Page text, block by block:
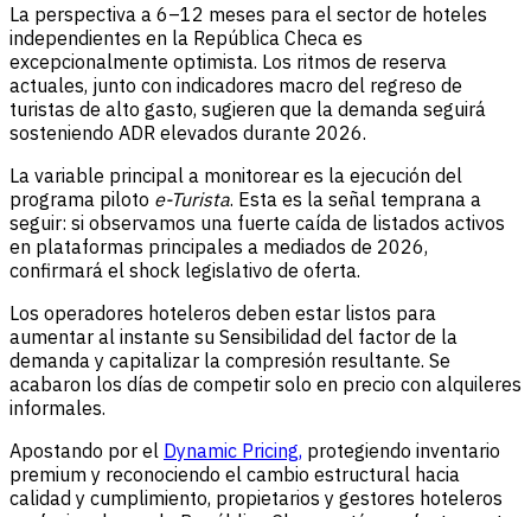
La perspectiva a 6–12 meses para el sector de hoteles
independientes en la República Checa es
excepcionalmente optimista. Los ritmos de reserva
actuales, junto con indicadores macro del regreso de
turistas de alto gasto, sugieren que la demanda seguirá
sosteniendo ADR elevados durante 2026.
La variable principal a monitorear es la ejecución del
programa piloto e-Turista. Esta es la señal temprana a
seguir: si observamos una fuerte caída de listados activos
en plataformas principales a mediados de 2026,
confirmará el shock legislativo de oferta.
Los operadores hoteleros deben estar listos para
aumentar al instante su Sensibilidad del factor de la
demanda y capitalizar la compresión resultante. Se
acabaron los días de competir solo en precio con alquileres
informales.
Apostando por el Dynamic Pricing, protegiendo inventario
premium y reconociendo el cambio estructural hacia
calidad y cumplimiento, propietarios y gestores hoteleros